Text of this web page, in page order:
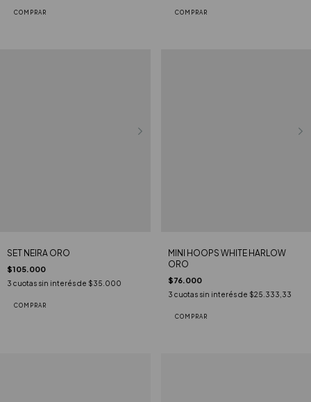
SET NEIRA ORO
$105.000
3 cuotas sin interés de $35.000
MINI HOOPS WHITE HARLOW
ORO
$76.000
3 cuotas sin interés de $25.333,33